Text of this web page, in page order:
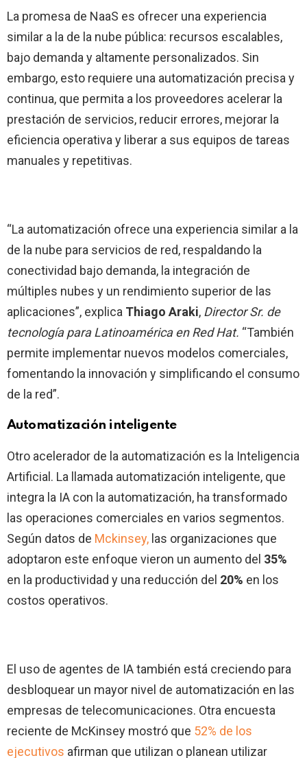
La promesa de NaaS es ofrecer una experiencia
similar a la de la nube pública: recursos escalables,
bajo demanda y altamente personalizados. Sin
embargo, esto requiere una automatización precisa y
continua, que permita a los proveedores acelerar la
prestación de servicios, reducir errores, mejorar la
eficiencia operativa y liberar a sus equipos de tareas
manuales y repetitivas.
“La automatización ofrece una experiencia similar a la
de la nube para servicios de red, respaldando la
conectividad bajo demanda, la integración de
múltiples nubes y un rendimiento superior de las
aplicaciones”, explica Thiago Araki, Director Sr. de
tecnología para Latinoamérica en Red Hat. “También
permite implementar nuevos modelos comerciales,
fomentando la innovación y simplificando el consumo
de la red”.
Automatización inteligente
Otro acelerador de la automatización es la Inteligencia
Artificial. La llamada automatización inteligente, que
integra la IA con la automatización, ha transformado
las operaciones comerciales en varios segmentos.
Según datos de Mckinsey, las organizaciones que
adoptaron este enfoque vieron un aumento del 35%
en la productividad y una reducción del 20% en los
costos operativos.
El uso de agentes de IA también está creciendo para
desbloquear un mayor nivel de automatización en las
empresas de telecomunicaciones. Otra encuesta
reciente de McKinsey mostró que 52% de los
ejecutivos afirman que utilizan o planean utilizar